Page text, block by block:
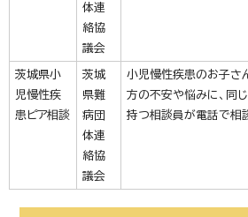
体連
絡協
議会
茨城県小
児慢性疾
患ピア相談
茨城
県難
病団
体連
絡協
議会
小児慢性疾患のお子さ
方の不安や悩みに、同
持つ相談員が電話で相